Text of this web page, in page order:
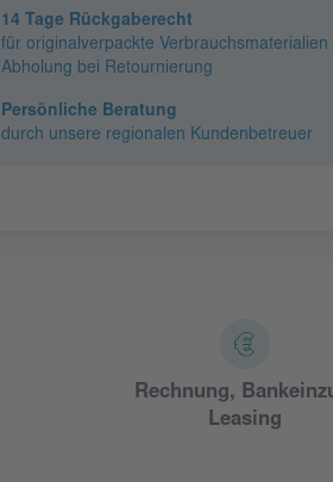
14 Tage Rückgaberecht
für originalverpackte
Abholung bei Retournierung
Persönliche Beratung
durch unsere regionalen Kundenbetreuer
Rechnung,
Leasing